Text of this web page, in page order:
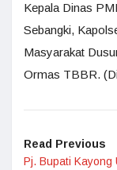
Kepala Dinas
Sebangki,
Masyarakat
Ormas TBBR.
Read Previous
Pj. Bupati Kayong